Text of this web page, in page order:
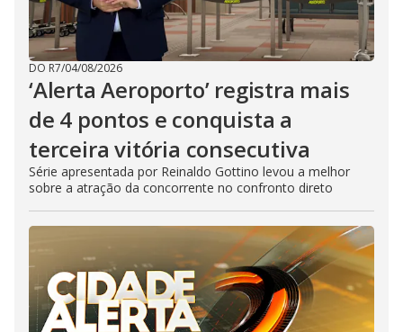
DO R7/04/08/2026
‘Alerta Aeroporto’ registra mais
de 4 pontos e conquista a
terceira vitória consecutiva
Série apresentada por Reinaldo Gottino levou a melhor
sobre a atração da concorrente no confronto direto